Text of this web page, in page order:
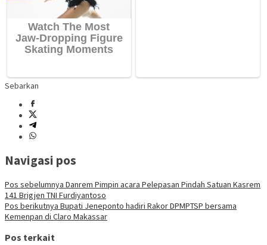
Sebarkan
Navigasi pos
Pos sebelumnya Danrem Pimpin acara Pelepasan Pindah Satuan Kasrem
141 Brigjen TNI Furdiyantoso
Pos berikutnya Bupati Jeneponto hadiri Rakor DPMPTSP bersama
Kemenpan di Claro Makassar
Pos terkait